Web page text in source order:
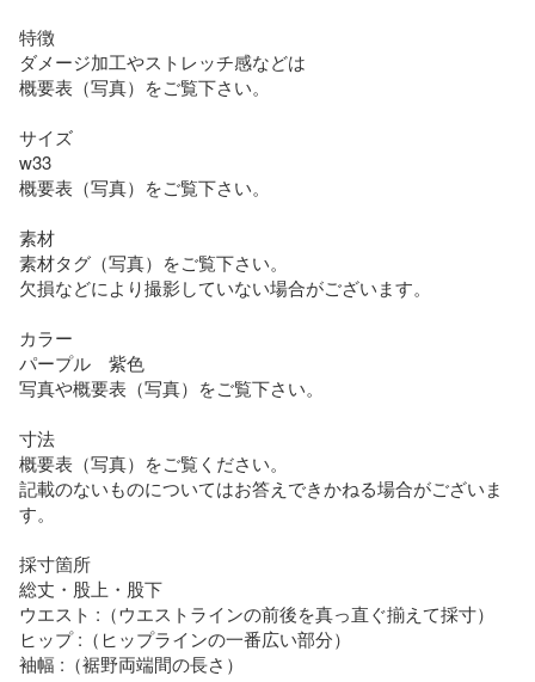
特徴
ダメージ加工やストレッチ感などは
概要表（写真）をご覧下さい。
サイズ
w33
概要表（写真）をご覧下さい。
素材
素材タグ（写真）をご覧下さい。
欠損などにより撮影していない場合がございます。
カラー
パープル　紫色
写真や概要表（写真）をご覧下さい。
寸法
概要表（写真）をご覧ください。
記載のないものについてはお答えできかねる場合がございま
す。
採寸箇所
総丈・股上・股下
ウエスト :（ウエストラインの前後を真っ直ぐ揃えて採寸）
ヒップ :（ヒップラインの一番広い部分）
袖幅 :（裾野両端間の長さ）